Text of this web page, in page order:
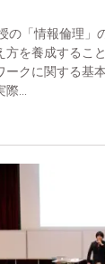
の「情報倫理」
を養成するこ
ークに関する基
際...